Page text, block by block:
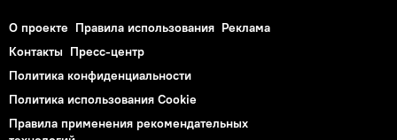
О проекте Правила использования Реклама
Контакты Пресс-центр
Политика конфиденциальности
Политика использования Cookie
Правила применения рекомендательных